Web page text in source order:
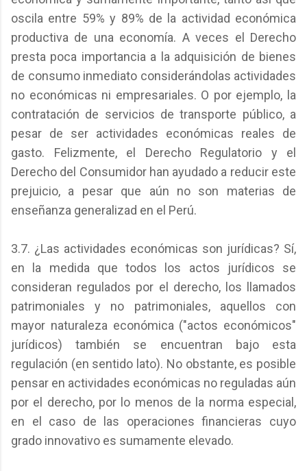
oscila entre 59% y 89% de la actividad económica
productiva de una economía. A veces el Derecho
presta poca importancia a la adquisición de bienes
de consumo inmediato considerándolas actividades
no económicas ni empresariales. O por ejemplo, la
contratación de servicios de transporte público, a
pesar de ser actividades económicas reales de
gasto. Felizmente, el Derecho Regulatorio y el
Derecho del Consumidor han ayudado a reducir este
prejuicio, a pesar que aún no son materias de
enseñanza generalizad en el Perú.
3.7. ¿Las actividades económicas son jurídicas? Sí,
en la medida que todos los actos jurídicos se
consideran regulados por el derecho, los llamados
patrimoniales y no patrimoniales, aquellos con
mayor naturaleza económica ("actos económicos"
jurídicos) también se encuentran bajo esta
regulación (en sentido lato). No obstante, es posible
pensar en actividades económicas no reguladas aún
por el derecho, por lo menos de la norma especial,
en el caso de las operaciones financieras cuyo
grado innovativo es sumamente elevado.